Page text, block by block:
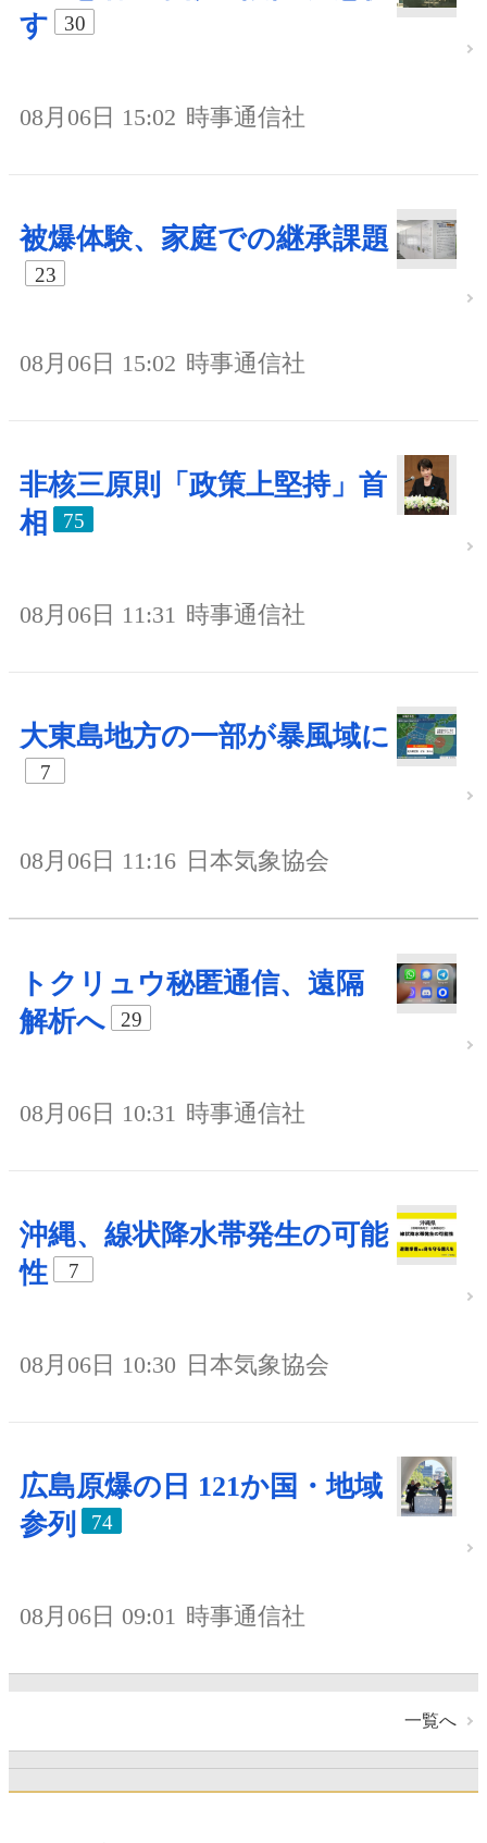
す
30
08月06日 15:02 時事通信社
被爆体験、家庭での継承課題
23
08月06日 15:02 時事通信社
非核三原則「政策上堅持」首
相
75
08月06日 11:31 時事通信社
大東島地方の一部が暴風域に
7
08月06日 11:16 日本気象協会
トクリュウ秘匿通信、遠隔
解析へ
29
08月06日 10:31 時事通信社
沖縄、線状降水帯発生の可能
性
7
08月06日 10:30 日本気象協会
広島原爆の日 121か国・地域
参列
74
08月06日 09:01 時事通信社
一覧へ